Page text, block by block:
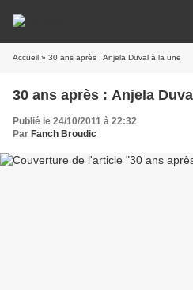
Accueil » 30 ans après : Anjela Duval à la une
30 ans après : Anjela
Publié le 24/10/2011 à 22:32
Par Fanch Broudic